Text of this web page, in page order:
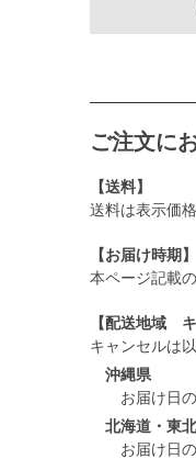
ご注文に
【送料】
送料は表示価
【お届け時期】
本ページ記載
【配送地域
キャンセルは
沖縄県
お届け日
北海道・東
お届け日